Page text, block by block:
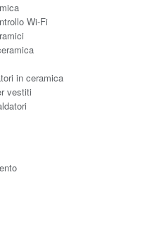
Wi-Fi
in ceramica
vestiti